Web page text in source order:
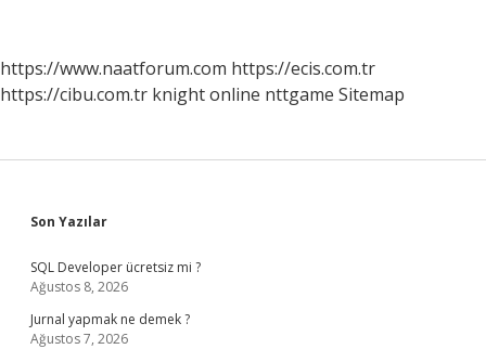
https://www.naatforum.com https://ecis.com.tr
https://cibu.com.tr knight online nttgame Sitemap
Sidebar
Son Yazılar
SQL Developer ücretsiz mi ?
Ağustos 8, 2026
Jurnal yapmak ne demek ?
Ağustos 7, 2026